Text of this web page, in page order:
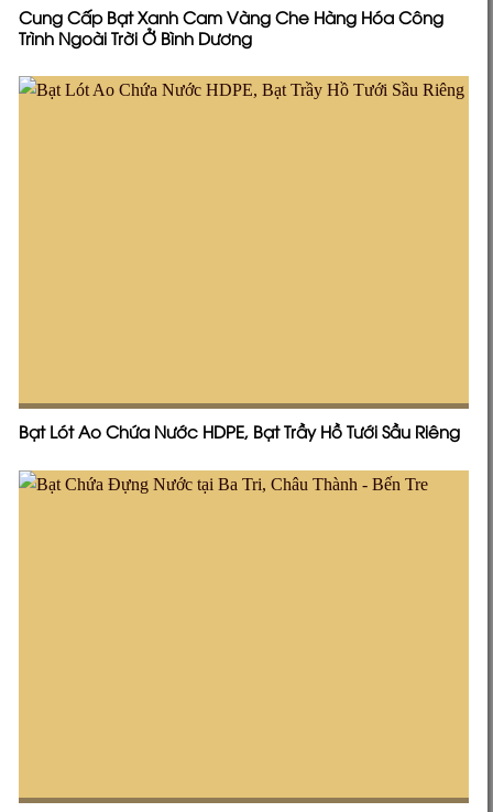
Cung Cấp Bạt Xanh Cam Vàng Che Hàng Hóa Công
Trình Ngoài Trời Ở Bình Dương
Bạt Lót Ao Chứa Nước HDPE, Bạt Trầy Hồ Tưới Sầu Riêng